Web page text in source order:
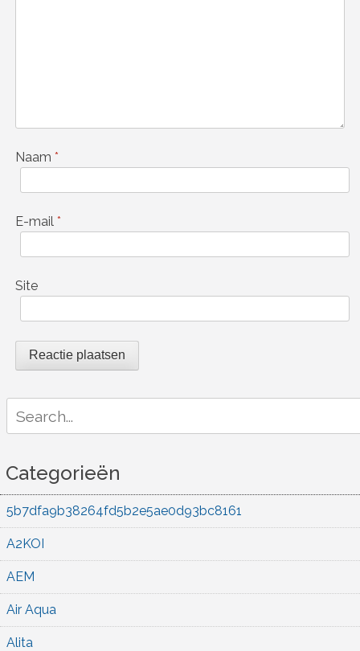
Naam *
E-mail *
Site
for:
Categorieën
5b7dfa9b38264fd5b2e5ae0d93bc8161
A2KOI
AEM
Air Aqua
Alita